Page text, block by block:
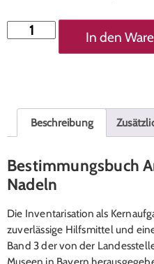
In den
Beschreibung
Bestimmungsbuch
Nadeln
Die Inventarisation als
zuverlässige Hilfsmittel und
Band 3 der von der